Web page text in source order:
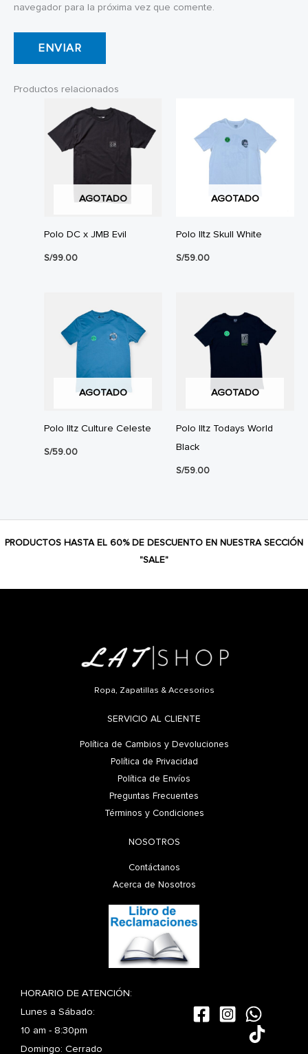
navegador para la próxima vez que comente.
Productos relacionados
AGOTADO
Polo DC x JMB Evil
S/99.00
AGOTADO
Polo Iltz Skull White
S/59.00
AGOTADO
Polo Iltz Culture Celeste
S/59.00
AGOTADO
Polo Iltz Todays World
Black
S/59.00
PRODUCTOS HASTA EL 60% DE DESCUENTO EN NUESTRA SECCIÓN
"SALE"
Ropa, Zapatillas & Accesorios
SERVICIO AL CLIENTE
Política de Cambios y Devoluciones
Política de Privacidad
Política de Envíos
Preguntas Frecuentes
Términos y Condiciones
NOSOTROS
Contáctanos
Acerca de Nosotros
HORARIO DE ATENCIÓN:
Lunes a Sábado:
10 am - 8:30pm
Domingo: Cerrado